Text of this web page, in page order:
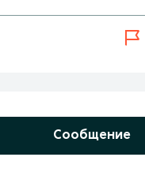
Сообщение